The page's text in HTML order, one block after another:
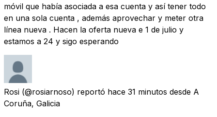
móvil que había asociada a esa cuenta y así tener todo
en una sola cuenta , además aprovechar y meter otra
línea nueva . Hacen la oferta nueva e 1 de julio y
estamos a 24 y sigo esperando
Rosi (@rosiarnoso) reportó hace 31 minutos desde A
Coruña, Galicia